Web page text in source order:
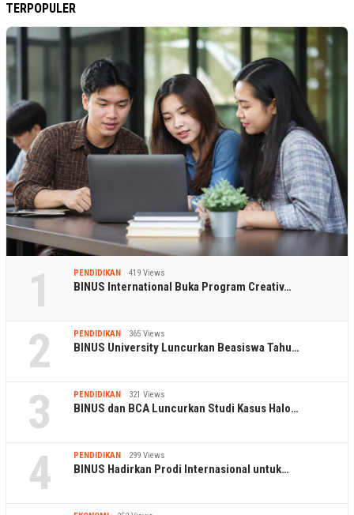
TERPOPULER
1 PENDIDIKAN 419 Views
BINUS International Buka Program Creativ…
2 PENDIDIKAN 365 Views
BINUS University Luncurkan Beasiswa Tahu…
3 PENDIDIKAN 321 Views
BINUS dan BCA Luncurkan Studi Kasus Halo…
4 PENDIDIKAN 299 Views
BINUS Hadirkan Prodi Internasional untuk…